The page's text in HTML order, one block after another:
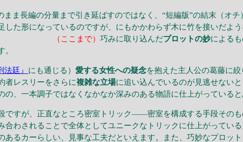
ま長編の分量まで引き延ばすのではなく、“短編版”の結末（オ
た形になっているのですが、にもかかわらず木に竹を接いだよ
（ここまで）巧みに取り込んだプロットの妙による
。
法廷』 にも通じる）愛する女性への疑念を抱えた主人公の葛藤に
者レスリーをさらに複雑な立場に追い込んでいるのが見逃せない
、一本調子ではなくなかなか深みのある物語に仕上がっていると
すが、正直なところ密室トリック――密室を構成する手段そのも
合わされることで全体としてユニークなトリックに仕上がってい
あるカーらしい、見事な工夫だといえます。また、巧妙なプロッ